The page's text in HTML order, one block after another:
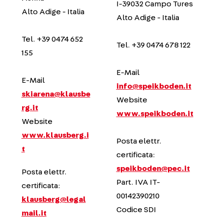
Alto Adige - Italia
Tel. +39 0474 652
155
E-Mail
skiarena@klausbe
rg.it
Website
www.klausberg.i
t
Posta elettr.
certificata:
klausberg@legal
mail.it
I-39032 Campo Tures
Alto Adige - Italia
Tel. +39 0474 678 122
E-Mail
info@speikboden.it
Website
www.speikboden.it
Posta elettr.
certificata:
speikboden@pec.it
Part. IVA IT-
00142390210
Codice SDI